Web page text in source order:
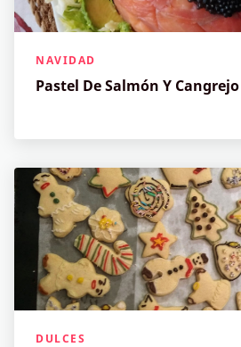
NAVIDAD
Pastel De Salmón Y Cangrejo
DULCES